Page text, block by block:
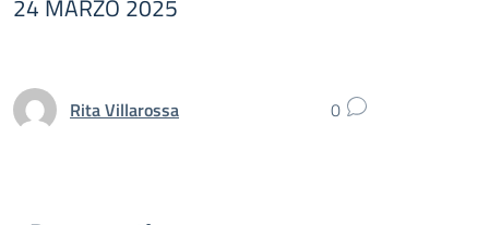
24 MARZO 2025
Rita Villarossa 0